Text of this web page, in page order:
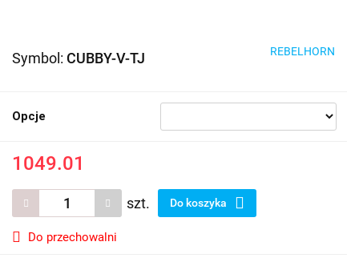
Symbol: CUBBY-V-TJ REBELHORN
Opcje
1049.01
szt. Do koszyka
Do przechowalni